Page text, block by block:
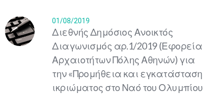
01/08/2019
Διεθνής Δημόσιος Ανοικτός
Διαγωνισμός αρ.1/2019 (Εφορεία
Αρχαιοτήτων Πόλης Αθηνών) για
την «Προμήθεια και εγκατάσταση
ικριώματος στο Ναό του Ολυμπίου